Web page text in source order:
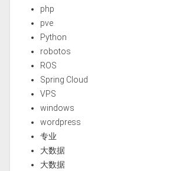
php
pve
Python
robotos
ROS
Spring Cloud
VPS
windows
wordpress
专业
大数据
大数据